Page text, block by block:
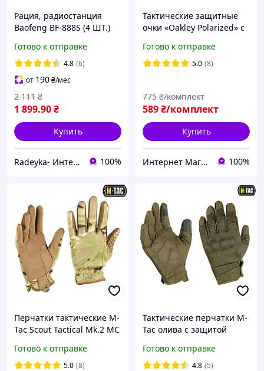
Рация, радиостанция
Baofeng BF-888S (4 ШТ.)
Baofeng 888S.
Готово к отправке
4.8 (6)
от 190₴/мес
1 899.90₴
2 111 ₴
Купить
Radeyka- Интернет магазин раций и аксессуаров 100%
Тактические защитные
очки «Oakley Polarized» с
диоптриями / Очки с
поляризацией Оклей
Готово к отправке
5.0 (8)
589₴/комплект
775 ₴/комплект
Купить
Интернет Магазин «ОКЕЙ» 100%
Перчатки тактические M-
Tac Scout Tactical Mk.2 MC
перчатки штурмовые
армейские перчатки
Готово к отправке
5.0 (8)
Тактические перчатки M-
Tac олива с защитой
летние перчатки
Готово к отправке
4.8 (5)